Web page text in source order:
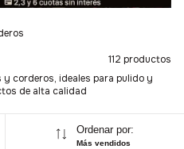
112 productos
corderos, ideales para pulido y
de alta calidad
Ordenar por:
Más vendidos